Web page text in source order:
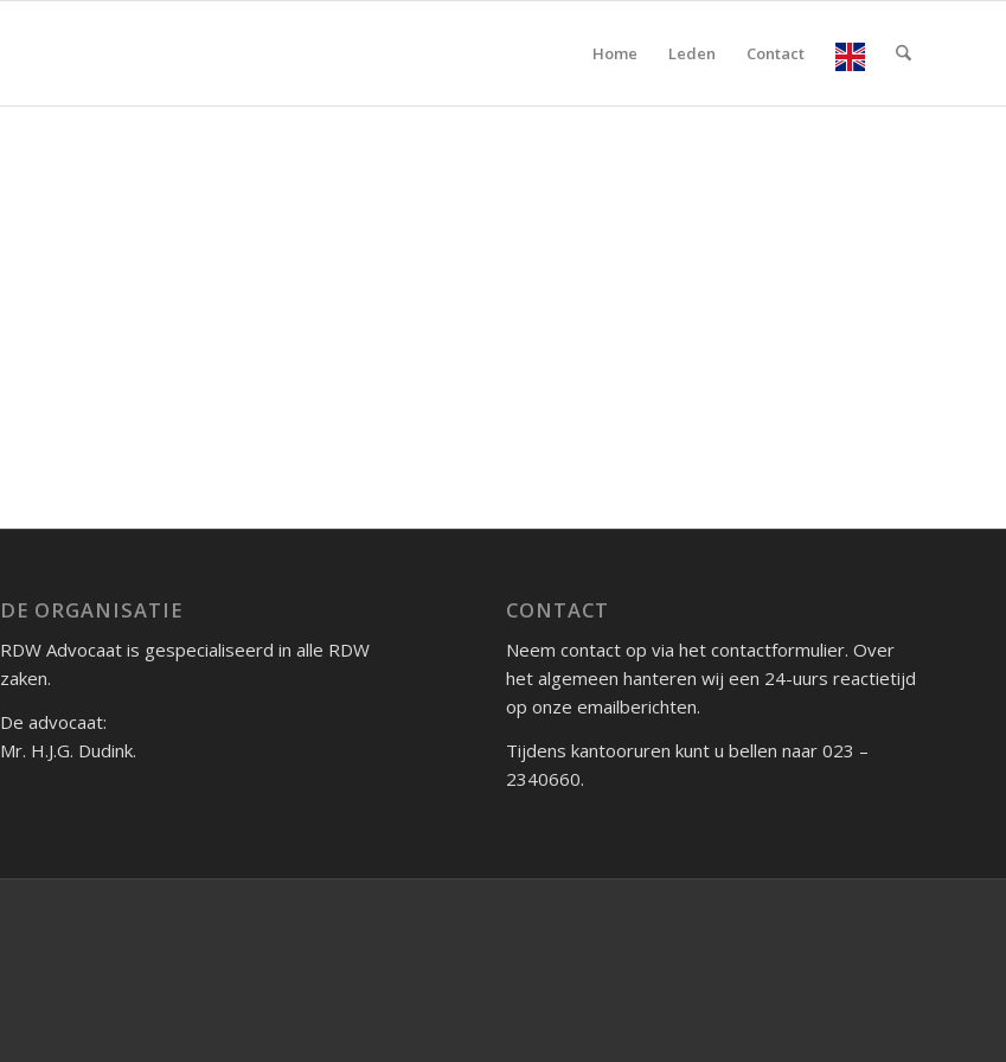
Home Leden Contact
DE ORGANISATIE
RDW Advocaat is gespecialiseerd in alle RDW
zaken.
De advocaat:
Mr. H.J.G. Dudink.
CONTACT
Neem contact op via het contactformulier. Over
het algemeen hanteren wij een 24-uurs reactietijd
op onze emailberichten.
Tijdens kantooruren kunt u bellen naar 023 –
2340660.